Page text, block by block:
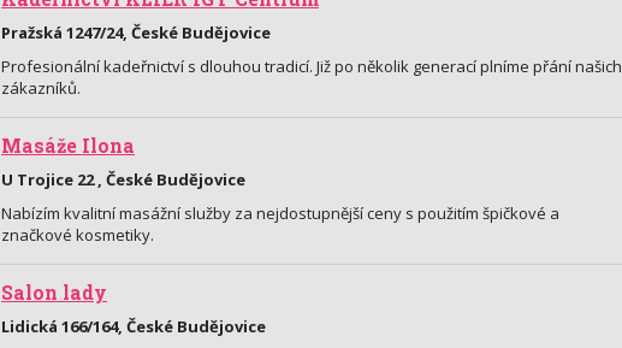
Pražská 1247/24, České Budějovice
Profesionální kadeřnictví s dlouhou tradicí. Již po několik generací plníme přání našich
zákazníků.
Masáže Ilona
U Trojice 22 , České Budějovice
Nabízím kvalitní masážní služby za nejdostupnější ceny s použitím špičkové a
značkové kosmetiky.
Salon lady
Lidická 166/164, České Budějovice